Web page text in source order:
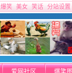
爆笑 美女 笑话 分站设置
爱网社区 爆笑